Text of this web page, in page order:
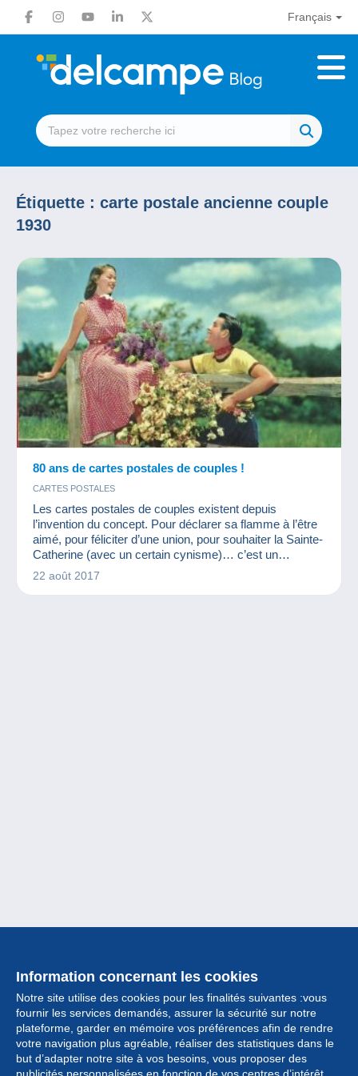
Français
Étiquette : carte postale ancienne couple
1930
80 ans de cartes postales de couples !
CARTES POSTALES
Les cartes postales de couples existent depuis
l’invention du concept. Pour déclarer sa flamme à l’être
aimé, pour féliciter d’une union, pour souhaiter la Sainte-
Catherine (avec un certain cynisme)… c’est un
classique ! Mais un classique qui a beaucoup évolué, au
22 août 2017
Information concernant les cookies
Notre site utilise des cookies pour les finalités suivantes :vous
fournir les services demandés, assurer la sécurité sur notre
plateforme, garder en mémoire vos préférences afin de rendre
votre navigation plus agréable, réaliser des statistiques dans le
but d’adapter notre site à vos besoins, vous proposer des
Collection